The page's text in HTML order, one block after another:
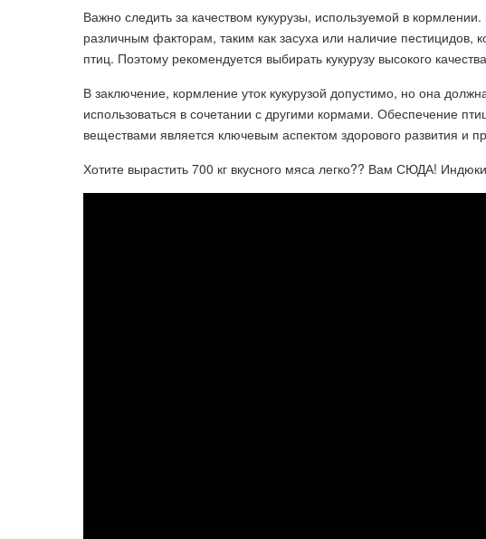
Важно следить за качеством кукурузы, используемой в
различным факторам, таким как засуха или наличие пестицидов,
птиц. Поэтому рекомендуется выбирать кукурузу высокого
В заключение, кормление уток кукурузой допустимо, но она
использоваться в сочетании с другими кормами. Обеспечение
веществами является ключевым аспектом здорового развития и
Хотите вырастить 700 кг вкусного мяса легко?? Вам СЮДА!